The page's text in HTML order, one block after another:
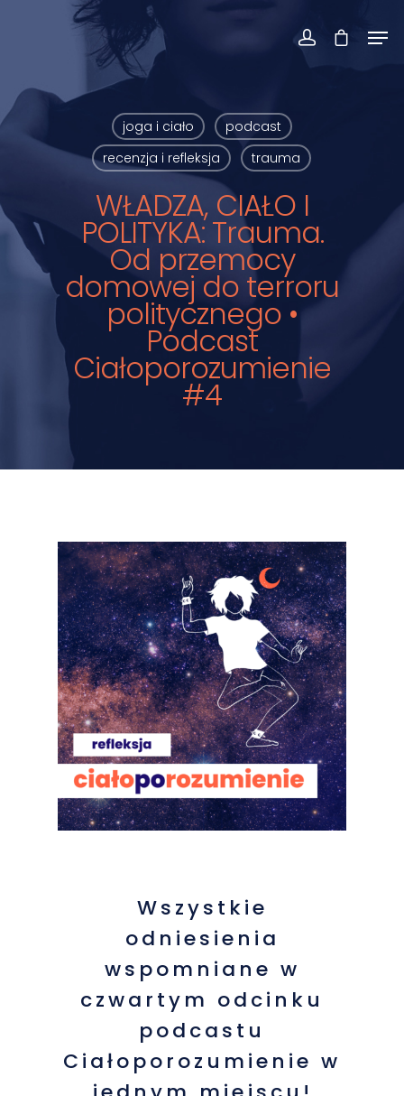
joga i ciało
podcast
recenzja i refleksja
trauma
WŁADZA, CIAŁO I
POLITYKA: Trauma.
Od przemocy
domowej do terroru
politycznego •
Podcast
Ciałoporozumienie
#4
Wszystkie
odniesienia
wspomniane w
czwartym odcinku
podcastu
Ciałoporozumienie w